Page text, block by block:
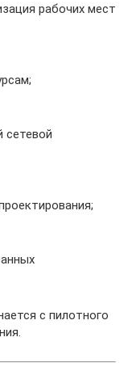
рабочих мест
сетевой
с пилотного